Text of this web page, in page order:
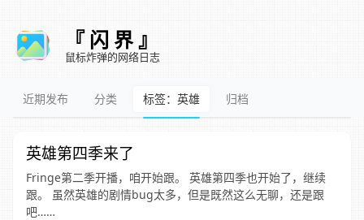
『 闪 界 』
鼠标炸弹的网络日志
近期发布 分类 标签：英雄 归档
英雄第四季来了
Fringe第二季开播，咱开始跟。 英雄第四季也开始了，继续
跟。 虽然英雄的剧情bug太多，但是既然这么无聊，还是跟
吧……